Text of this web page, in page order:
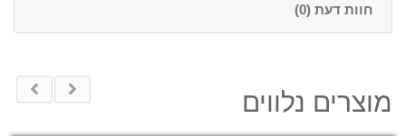
חוות דעת (0)
מוצרים נלווים